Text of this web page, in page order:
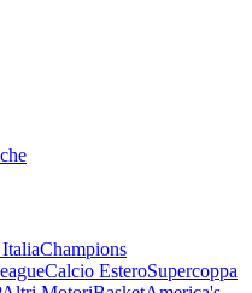
Champions
Calcio EsteroSupercoppa